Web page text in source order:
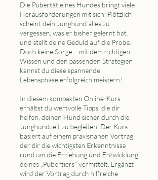
Die Pubertät eines Hundes bringt viele
Herausforderungen mit sich: Plötzlich
scheint dein Junghund alles zu
vergessen, was er bisher gelernt hat,
und stellt deine Geduld auf die Probe.
Doch keine Sorge – mit dem richtigen
Wissen und den passenden Strategien
kannst du diese spannende
Lebensphase erfolgreich meistern!
In diesem kompakten Online-Kurs
erhältst du wertvolle Tipps, die dir
helfen, deinen Hund sicher durch die
Junghundzeit zu begleiten. Der Kurs
basiert auf einem praxisnahen Vortrag,
der dir die wichtigsten Erkenntnisse
rund um die Erziehung und Entwicklung
deines „Pubertiers“ vermittelt. Ergänzt
wird der Vortrag durch hilfreiche